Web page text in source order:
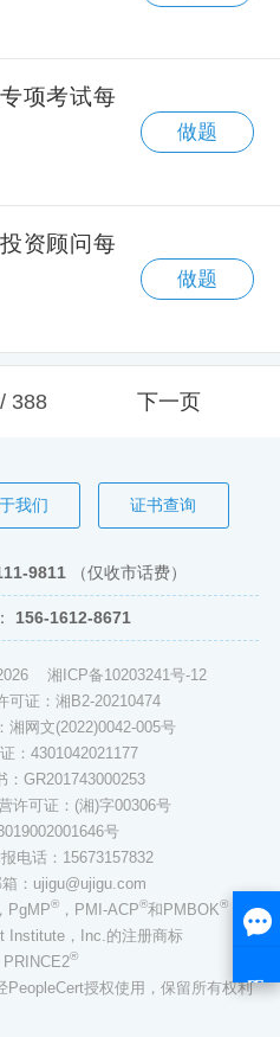
项考试每
做题
资顾问每
做题
/ 388 下一页
我们 证书查询
9811 （仅收市话费）
156-1612-8671
湘ICP备10203241号-12
可证：湘B2-20210474
湘网文(2022)0042-005号
：4301042021177
：GR201743000253
许可证：(湘)字00306号
号
电话：15673157832
：ujigu@ujigu.com
PgMP®，PMI-ACP®和PMBOK®
Institute，Inc.的注册商标
PRINCE2®
PeopleCert授权使用，保留所有权利